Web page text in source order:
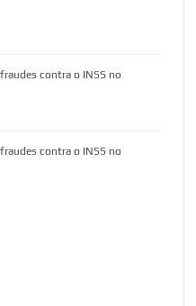
contra o INSS no
contra o INSS no